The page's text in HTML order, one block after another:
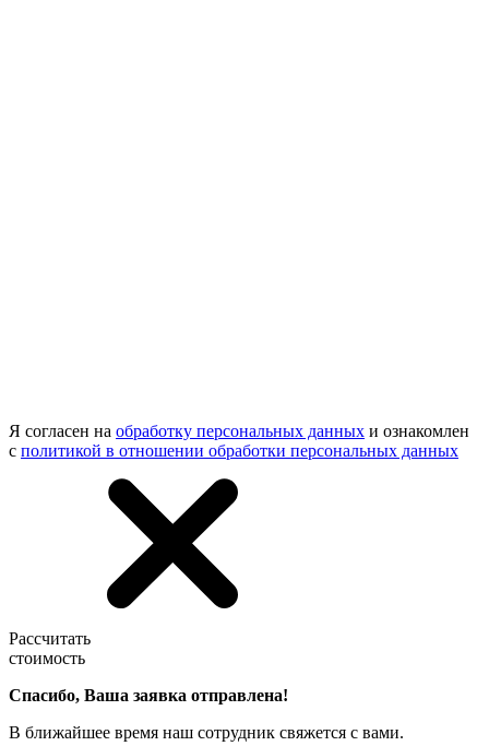
Я согласен на обработку персональных данных и ознакомлен
с политикой в отношении обработки персональных данных
Рассчитать
стоимость
Спасибо, Ваша заявка отправлена!
В ближайшее время наш сотрудник свяжется с вами.